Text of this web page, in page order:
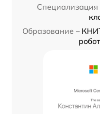
Специализация
Образование –